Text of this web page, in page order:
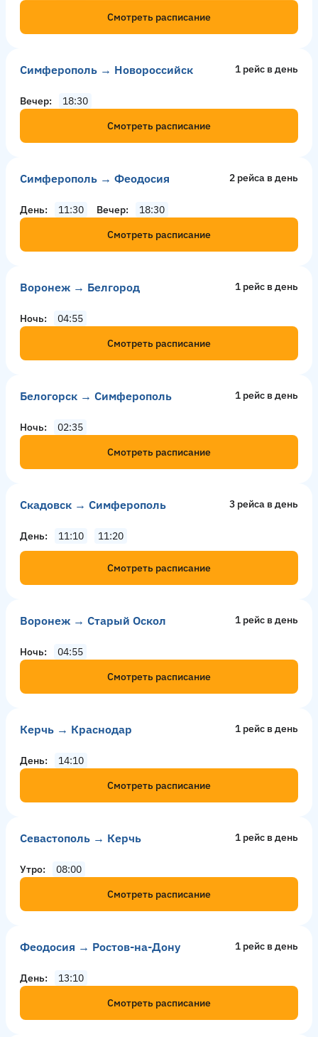
Смотреть расписание
Симферополь → Новороссийск 1 рейс в день
Вечер
18:30
Смотреть расписание
Симферополь → Феодосия 2 рейсa в день
День 11:30 Вечер
18:30
Смотреть расписание
Воронеж → Белгород 1 рейс в день
Ночь
04:55
Смотреть расписание
Белогорск → Симферополь 1 рейс в день
Ночь
02:35
Смотреть расписание
Скадовск → Симферополь 3 рейсa в день
День 11:10 11:20
Смотреть расписание
Воронеж → Старый Оскол 1 рейс в день
Ночь
04:55
Смотреть расписание
Керчь → Краснодар 1 рейс в день
День
14:10
Смотреть расписание
Севастополь → Керчь 1 рейс в день
Утро
08:00
Смотреть расписание
Феодосия → Ростов-на-Дону 1 рейс в день
День
13:10
Смотреть расписание